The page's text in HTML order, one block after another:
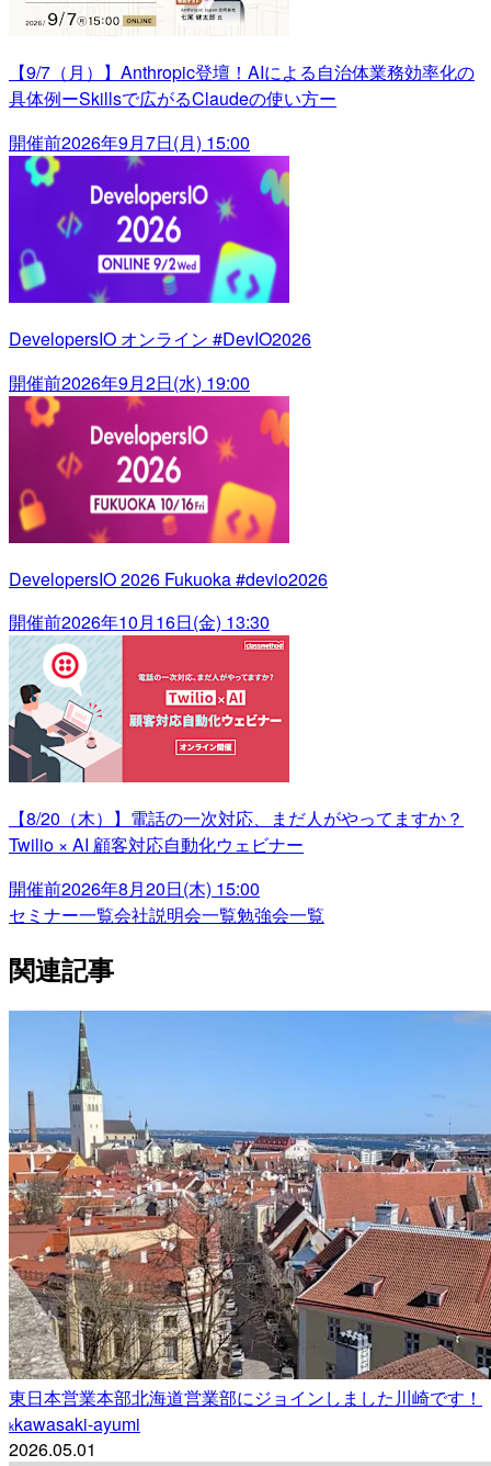
【9/7（月）】Anthropic登壇！AIによる自治体業務効率化の
具体例ーSkillsで広がるClaudeの使い方ー
開催前2026年9月7日(月) 15:00
DevelopersIO オンライン #DevIO2026
開催前2026年9月2日(水) 19:00
DevelopersIO 2026 Fukuoka #devio2026
開催前2026年10月16日(金) 13:30
【8/20（木）】電話の一次対応、まだ人がやってますか？
Twilio × AI 顧客対応自動化ウェビナー
開催前2026年8月20日(木) 15:00
セミナー一覧会社説明会一覧勉強会一覧
関連記事
東日本営業本部北海道営業部にジョインしました川崎です！
kkawasaki-ayumi
2026.05.01